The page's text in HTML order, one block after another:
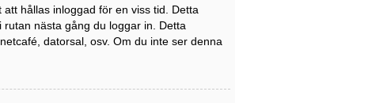
hållas inloggad för en viss tid. Detta
nästa gång du loggar in. Detta
datorsal, osv. Om du inte ser denna